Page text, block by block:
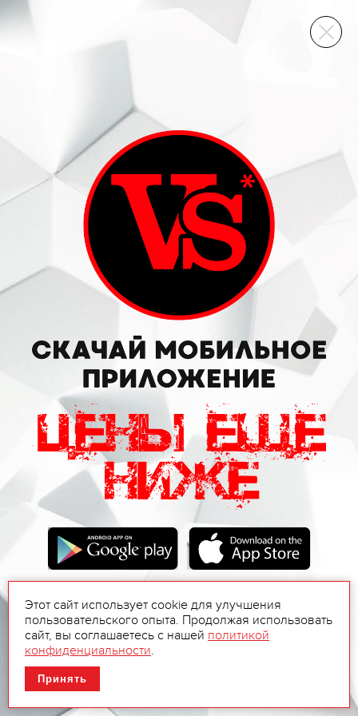
ВИННЫЙ СКЛАД
Этот сайт использует cookie для улучшения
пользовательского опыта. Продолжая использовать
сайт, вы соглашаетесь с нашей политикой
конфиденциальности.
Принять